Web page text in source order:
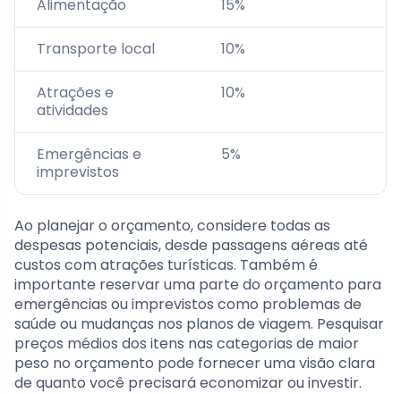
Alimentação 15%
Transporte local 10%
Atrações e
atividades
10%
Emergências e
imprevistos
5%
Ao planejar o orçamento, considere todas as
despesas potenciais, desde passagens aéreas até
custos com atrações turísticas. Também é
importante reservar uma parte do orçamento para
emergências ou imprevistos como problemas de
saúde ou mudanças nos planos de viagem. Pesquisar
preços médios dos itens nas categorias de maior
peso no orçamento pode fornecer uma visão clara
de quanto você precisará economizar ou investir.